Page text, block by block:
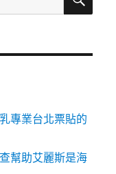
專業台北票貼的
幫助艾麗斯是海